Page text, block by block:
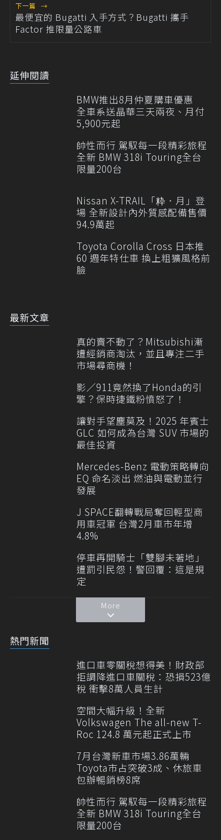
下一篇 →
最便宜的 Bugatti 入手方式？Bugatti 攜手
Factor 推限量公路車
延伸閱讀
BMW推出8月仲夏購車優惠
全車系送晶華三天兩夜、月付
5,900元起
帥性而行 駕馭每一段精彩旅程
全新 BMW 318i Touring全台
限量200台
Nissan X-TRAIL「粋．月」登
場 全新設計內外質感配備售價
94.9萬起
Toyota Corolla Cross 日本推
60 週年特仕車 換上粗獷風格前
臉
最新文章
真的賣不動了？Mitsubishi漸
遭經銷商淘汰，並且專注二手
市場尋商機！
影／911竟然換了Honda的引
擎？保時捷鐵粉憤怒了！
讓對手望塵莫及！2025 年賓士
GLC 如何成為台灣 SUV 市場的
最佳投資
Mercedes-Benz 電動策略轉向
EQ 命名淡出 燃油與電動並行
發展
J SPACE翻轉戰局奪回輕型商
用車冠軍 台灣2月車市年增
4.8%
停車再開騎士「雙腳未著地」
遭罰引民怨！警回覆：這是規
定
More
熱門新聞
進口車零關稅想得美！財政部
拒調降進口車關稅：恐損523億
稅 衝擊8萬人員生計
空間大幅升級！全新
Volkswagen The all-new T-
Roc 124.8 萬元起正式上市
7月台灣新車市場3.86萬輛
Toyota市占突破3成、休旅車
包辦暢銷榜8席
帥性而行 駕馭每一段精彩旅程
全新 BMW 318i Touring全台
限量200台